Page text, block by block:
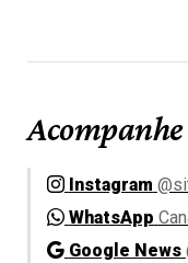
Instagram
WhatsApp
Google News